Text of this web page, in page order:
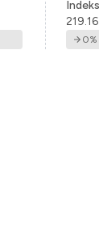
219.16
0%